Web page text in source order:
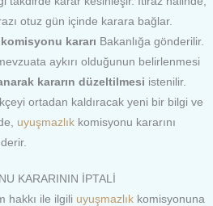
otuz gün içinde karara bağlar.
kararı Bakanlığa gönderilir.
aykırı olduğunun belirlenmesi
kararın düzeltilmesi istenilir.
ortadan kaldıracak yeni bir bilgi ve
uyuşmazlık komisyonu kararını
KARARININ İPTALİ
hakkı ile ilgili uyuşmazlık komisyonuna